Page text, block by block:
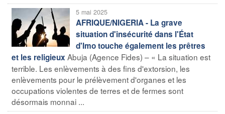
5 mai 2025
AFRIQUE/NIGERIA - La grave
situation d'insécurité dans l'État
d'Imo touche également les prêtres
et les religieux Abuja (Agence Fides) – « La situation est
terrible. Les enlèvements à des fins d'extorsion, les
enlèvements pour le prélèvement d'organes et les
occupations violentes de terres et de fermes sont
désormais monnai ...